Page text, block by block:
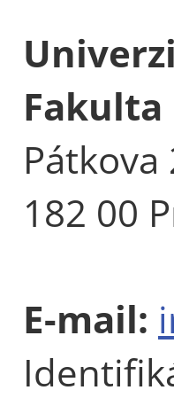
Pátkova
182 00
E-mail: